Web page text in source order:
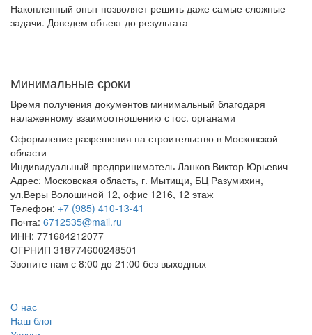
Накопленный опыт позволяет решить даже самые сложные
задачи. Доведем объект до результата
Минимальные сроки
Время получения документов минимальный благодаря
налаженному взаимоотношению с гос. органами
Оформление разрешения на строительство в Московской
области
Индивидуальный предприниматель Ланков Виктор Юрьевич
Адрес: Московская область, г. Мытищи, БЦ Разумихин,
ул.Веры Волошиной 12, офис 1216, 12 этаж
Телефон: +7 (985) 410-13-41
Почта: 6712535@mail.ru
ИНН: 771684212077
ОГРНИП 318774600248501
Звоните нам с 8:00 до 21:00 без выходных
О нас
Наш блог